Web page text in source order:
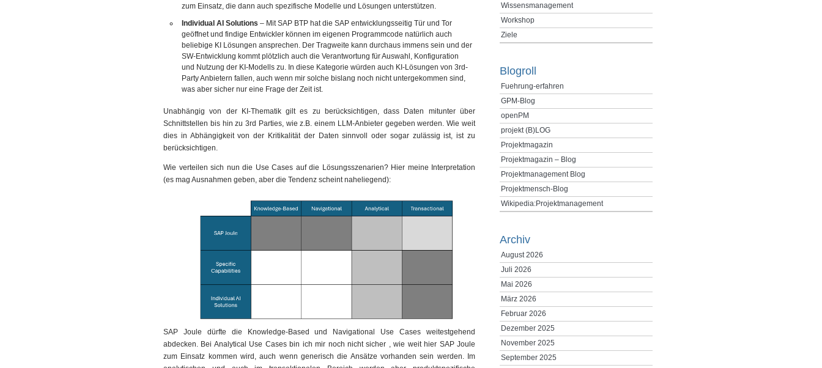
zum Einsatz, die dann auch spezifische Modelle und Lösungen unterstützen.
Individual AI Solutions – Mit SAP BTP hat die SAP entwicklungsseitig Tür und Tor
geöffnet und findige Entwickler können im eigenen Programmcode natürlich auch
beliebige KI Lösungen ansprechen. Der Tragweite kann durchaus immens sein und der
SW-Entwicklung kommt plötzlich auch die Verantwortung für Auswahl, Konfiguration
und Nutzung der KI-Modells zu. In diese Kategorie würden auch KI-Lösungen von 3rd-
Party Anbietern fallen, auch wenn mir solche bislang noch nicht untergekommen sind,
was aber sicher nur eine Frage der Zeit ist.
Unabhängig von der KI-Thematik gilt es zu berücksichtigen, dass Daten mitunter über
Schnittstellen bis hin zu 3rd Parties, wie z.B. einem LLM-Anbieter gegeben werden. Wie weit
dies in Abhängigkeit von der Kritikalität der Daten sinnvoll oder sogar zulässig ist, ist zu
berücksichtigen.
Wie verteilen sich nun die Use Cases auf die Lösungsszenarien? Hier meine Interpretation
(es mag Ausnahmen geben, aber die Tendenz scheint naheliegend):
SAP Joule dürfte die Knowledge-Based und Navigational Use Cases weitestgehend
abdecken. Bei Analytical Use Cases bin ich mir noch nicht sicher , wie weit hier SAP Joule
zum Einsatz kommen wird, auch wenn generisch die Ansätze vorhanden sein werden. Im
Wissensmanagement
Workshop
Ziele
Blogroll
Fuehrung-erfahren
GPM-Blog
openPM
projekt (B)LOG
Projektmagazin
Projektmagazin – Blog
Projektmanagement Blog
Projektmensch-Blog
Wikipedia:Projektmanagement
Archiv
August 2026
Juli 2026
Mai 2026
März 2026
Februar 2026
Dezember 2025
November 2025
September 2025